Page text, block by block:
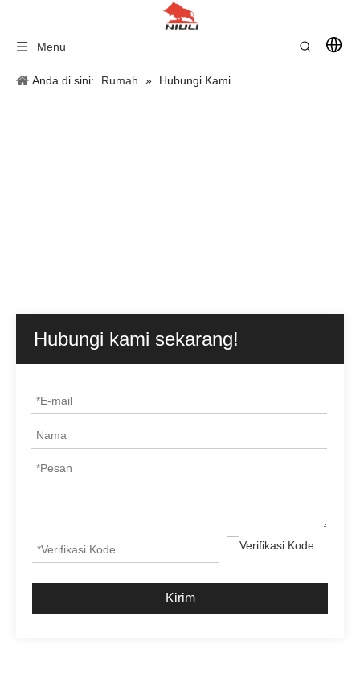
Menu
Anda di sini: Rumah » Hubungi Kami
Hubungi kami sekarang!
Kirim